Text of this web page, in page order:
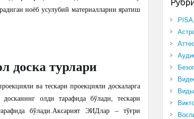
ноёб усулубий материалларни яратиш
доска турлари
ва тескари проекцияли доскаларга
олди тарафида бўлади, тескари
бўлади.Аксарият ЭИДлар – тўғри